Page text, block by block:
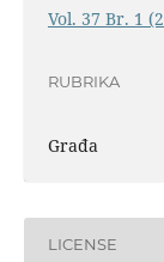
Vol. 37 Br. 1
RUBRIKA
Građa
LICENSE